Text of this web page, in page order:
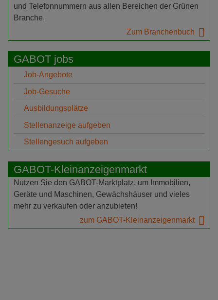
und Telefonnummern aus allen Bereichen der Grünen
Branche.
Zum Branchenbuch
GABOT jobs
Job-Angebote
Job-Gesuche
Ausbildungsplätze
Stellenanzeige aufgeben
Stellengesuch aufgeben
GABOT-Kleinanzeigenmarkt
Nutzen Sie den GABOT-Marktplatz, um Immobilien,
Geräte und Maschinen, Gewächshäuser und vieles
mehr zu verkaufen oder anzubieten!
zum GABOT-Kleinanzeigenmarkt